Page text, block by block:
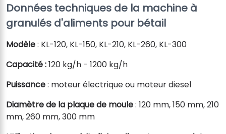
Données techniques de la machine à
granulés d'aliments pour bétail
Modèle: KL-120, KL-150, KL-210, KL-260, KL-300
Capacité :120 kg/h - 1200 kg/h
Puissance: moteur électrique ou moteur diesel
Diamètre de la plaque de moule: 120 mm, 150 mm, 210
mm, 260 mm, 300 mm